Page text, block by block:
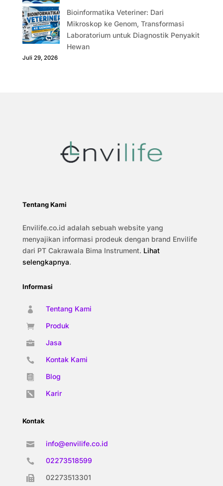
Bioinformatika Veteriner: Dari
Mikroskop ke Genom, Transformasi
Laboratorium untuk Diagnostik Penyakit
Hewan
Juli 29, 2026
Tentang Kami
Envilife.co.id adalah sebuah website yang
menyajikan informasi prodeuk dengan brand Envilife
dari PT Cakrawala Bima Instrument. Lihat
selengkapnya.
Informasi
 Tentang Kami
 Produk
 Jasa
 Kontak Kami
 Blog
 Karir
Kontak
 info@envilife.co.id
 02273518599
 02273513301